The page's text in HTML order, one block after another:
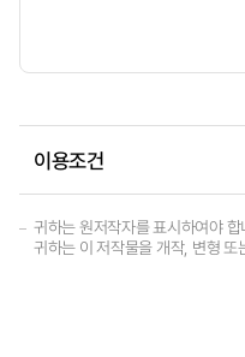
이용조건
귀하는 원저작자를 표시하여야 합
귀하는 이 저작물을 개작, 변형 또